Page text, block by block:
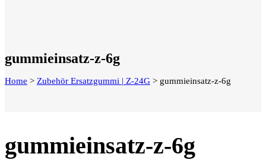
gummieinsatz-z-6g
Home > Zubehör Ersatzgummi | Z-24G > gummieinsatz-z-6g
gummieinsatz-z-6g